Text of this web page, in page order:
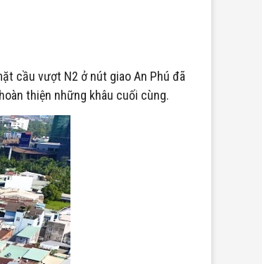
cầu vượt N2 ở nút giao An Phú đã
thiện những khâu cuối cùng.